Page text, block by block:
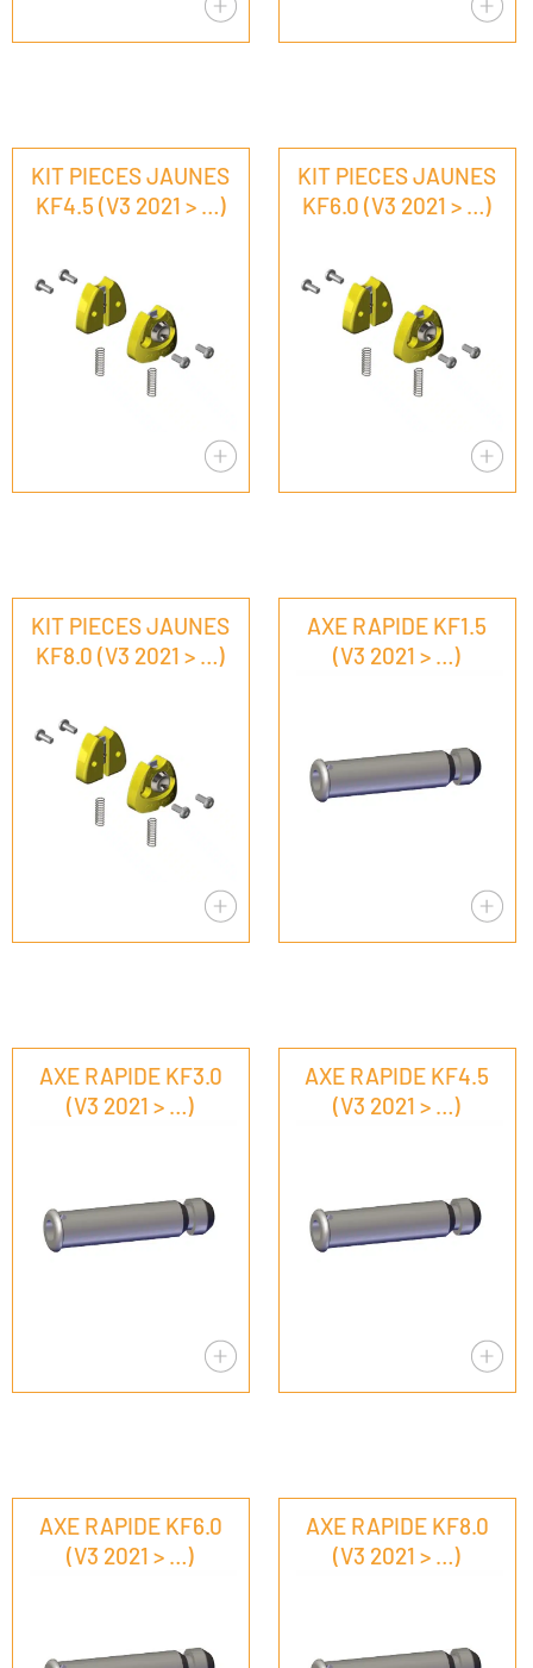
KIT PIECES JAUNES
KF4.5 (V3 2021 > …)
KIT PIECES JAUNES
KF6.0 (V3 2021 > …)
KIT PIECES JAUNES
KF8.0 (V3 2021 > …)
AXE RAPIDE KF1.5
(V3 2021 > …)
AXE RAPIDE KF3.0
(V3 2021 > …)
AXE RAPIDE KF4.5
(V3 2021 > …)
AXE RAPIDE KF6.0
(V3 2021 > …)
AXE RAPIDE KF8.0
(V3 2021 > …)